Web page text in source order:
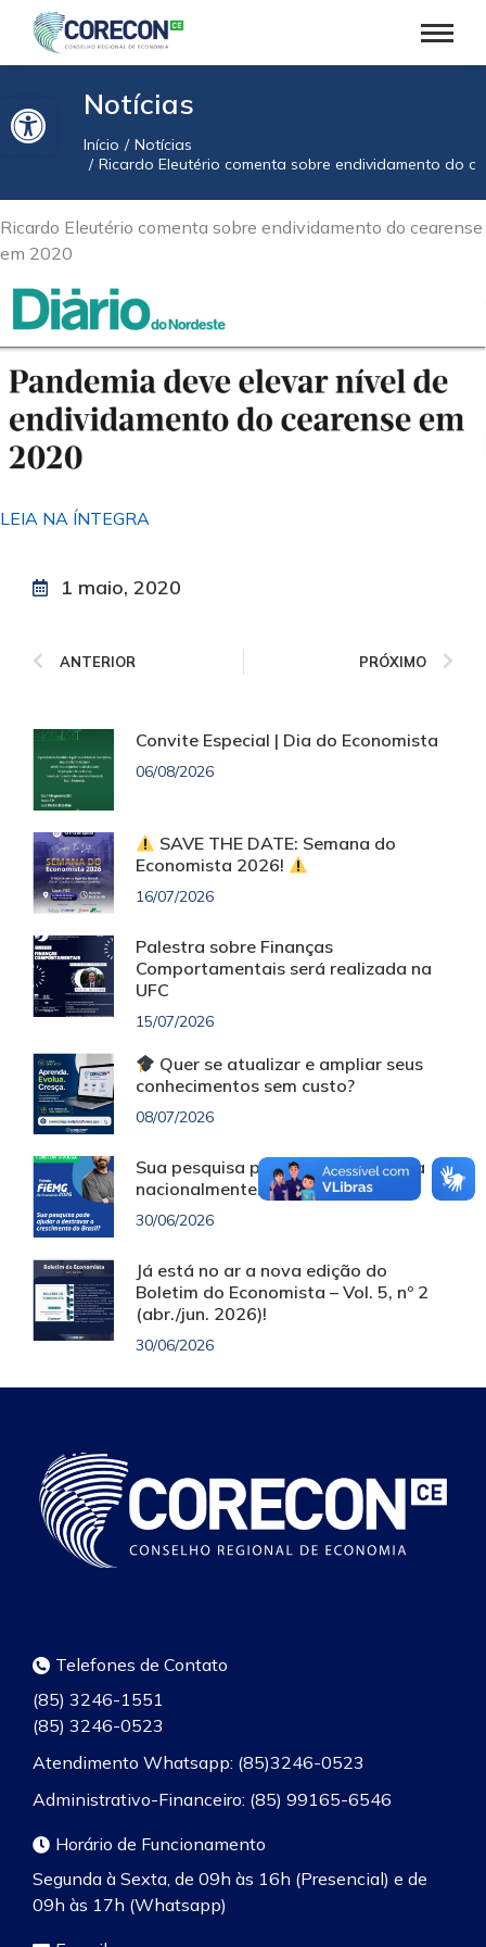
Barra de Ferramentas AbertaNotícias
Você está aqui:
Início
Notícias
Ricardo Eleutério comenta sobre endividamento do
Ricardo Eleutério comenta sobre endividamento do cearense
em 2020
LEIA NA ÍNTEGRA
1 maio, 2020
ANTERIOR PRÓXIMO
Convite Especial | Dia do Economista
06/08/2026
SAVE THE DATE: Semana do
Economista 2026!
16/07/2026
Palestra sobre Finanças
Comportamentais será realizada na
UFC
15/07/2026
Quer se atualizar e ampliar seus
conhecimentos sem custo?
08/07/2026
Sua pesquisa pode ser reconhecida
nacionalmente!
30/06/2026
Já está no ar a nova edição do
Boletim do Economista – Vol. 5, nº 2
(abr./jun. 2026)!
30/06/2026
Telefones de Contato
(85) 3246-1551
(85) 3246-0523
Atendimento Whatsapp: (85)3246-0523
Administrativo-Financeiro: (85) 99165-6546
Horário de Funcionamento
Segunda à Sexta, de 09h às 16h (Presencial) e de
09h às 17h (Whatsapp)